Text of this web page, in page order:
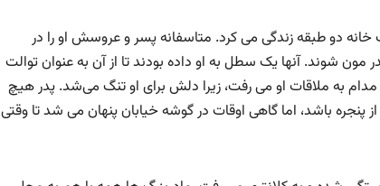
دو طبقه زندگی می کرد. متاسفانه پسر و عروسش او را در
شوند. آنها یک سطل به او داده بودند تا از آن به عنوان توالت
مدام به ملاقات او می رفت، زیرا دلش برای او تنگ می‌شد. پدر هیچ
پنجره باشد، اما گاهی اوقات در گوشه خیابان پنهان می شد تا وقتی